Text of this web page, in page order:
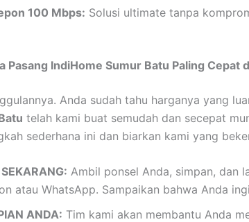
100 Mbps: Solusi ultimate tanpa
Pasang IndiHome Sumur Batu Paling Cepat
Anda sudah tahu harganya yang
telah kami buat semudah dan secepat
sederhana ini dan biarkan kami yang
Ambil ponsel Anda, simpan, dan
atau WhatsApp. Sampaikan bahwa Anda
ANDA: Tim kami akan membantu Anda